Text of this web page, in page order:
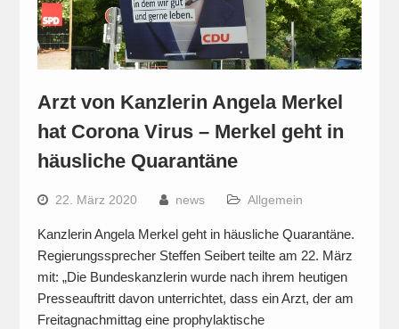
Arzt von Kanzlerin Angela Merkel
hat Corona Virus – Merkel geht in
häusliche Quarantäne
22. März 2020 news Allgemein
Kanzlerin Angela Merkel geht in häusliche Quarantäne.
Regierungssprecher Steffen Seibert teilte am 22. März
mit: „Die Bundeskanzlerin wurde nach ihrem heutigen
Presseauftritt davon unterrichtet, dass ein Arzt, der am
Freitagnachmittag eine prophylaktische